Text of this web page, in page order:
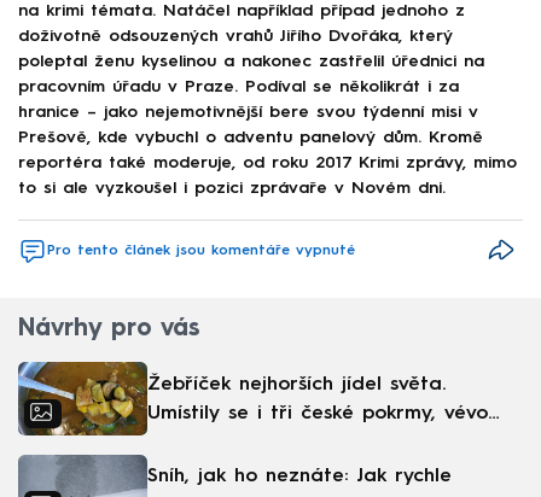
na krimi témata. Natáčel například případ jednoho z
doživotně odsouzených vrahů Jiřího Dvořáka, který
poleptal ženu kyselinou a nakonec zastřelil úřednici na
pracovním úřadu v Praze. Podíval se několikrát i za
hranice – jako nejemotivnější bere svou týdenní misi v
Prešově, kde vybuchl o adventu panelový dům. Kromě
reportéra také moderuje, od roku 2017 Krimi zprávy, mimo
to si ale vyzkoušel i pozici zprávaře v Novém dni.
Pro tento článek jsou komentáře vypnuté
Návrhy pro vás
Žebříček nejhorších jídel světa.
Umístily se i tři české pokrmy, vévodí
Sníh, jak ho neznáte: Jak rychle